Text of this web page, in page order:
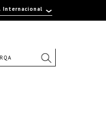
Internacional